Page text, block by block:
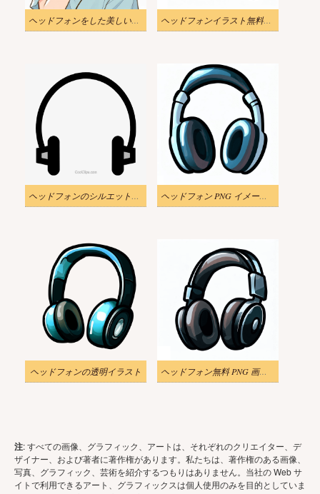
ヘッドフォンをした美しい女の子のイラストダウンロード ヘッドフォンイラスト無料PNG画像
ヘッドフォンのシルエットイラスト ヘッドフォン PNG イメージのイラストをダウンロード
ヘッドフォンの透明イラスト ヘッドフォン無料 PNG 画像イラスト 2
注: すべての画像、グラフィック、アートは、それぞれのクリエイター、デ
ザイナー、および著者に著作権があります。私たちは、著作権のある画像、
写真、グラフィック、芸術を紹介するつもりはありません。当社の Web サ
イトで利用できるアート、グラフィックスは個人使用のみを目的としていま